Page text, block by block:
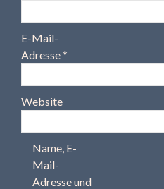
E-Mail-
Adresse*
Website
Name, E-
Mail-
Adresse und